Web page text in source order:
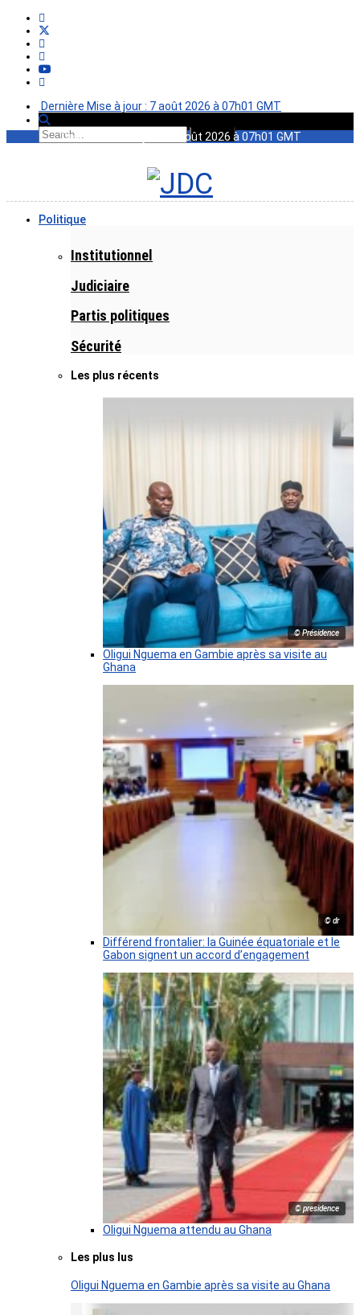
Dernière Mise à jour : 7 août 2026 à 07h01 GMT
Dernière Mise à jour : 7 août 2026 à 07h01 GMT
Politique
Institutionnel
Judiciaire
Partis politiques
Sécurité
Les plus récents
© Présidence
Oligui Nguema en Gambie après sa visite au
Ghana
© dr
Différend frontalier: la Guinée équatoriale et le
Gabon signent un accord d’engagement
© presidence
Oligui Nguema attendu au Ghana
Les plus lus
Oligui Nguema en Gambie après sa visite au Ghana